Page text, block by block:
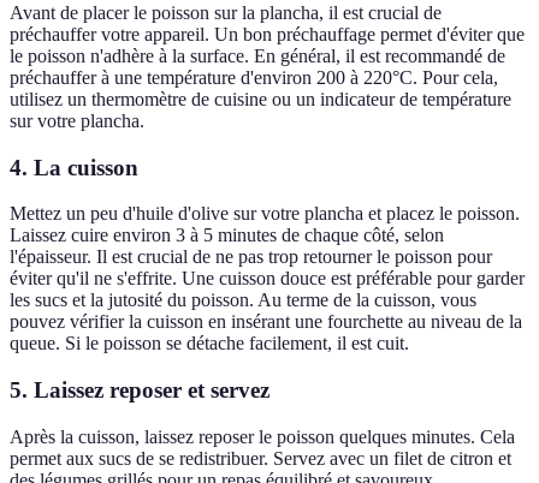
Avant de placer le poisson sur la plancha, il est crucial de
préchauffer votre appareil. Un bon préchauffage permet d'éviter que
le poisson n'adhère à la surface. En général, il est recommandé de
préchauffer à une température d'environ 200 à 220°C. Pour cela,
utilisez un thermomètre de cuisine ou un indicateur de température
sur votre plancha.
4. La cuisson
Mettez un peu d'huile d'olive sur votre plancha et placez le poisson.
Laissez cuire environ 3 à 5 minutes de chaque côté, selon
l'épaisseur. Il est crucial de ne pas trop retourner le poisson pour
éviter qu'il ne s'effrite. Une cuisson douce est préférable pour garder
les sucs et la jutosité du poisson. Au terme de la cuisson, vous
pouvez vérifier la cuisson en insérant une fourchette au niveau de la
queue. Si le poisson se détache facilement, il est cuit.
5. Laissez reposer et servez
Après la cuisson, laissez reposer le poisson quelques minutes. Cela
permet aux sucs de se redistribuer. Servez avec un filet de citron et